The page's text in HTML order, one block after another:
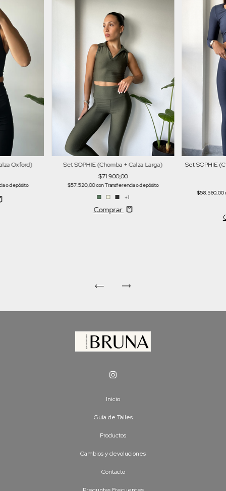
Oxford)
o depósito
Set SOPHIE (Chomba + Calza Larga)
$71.900,00
$57.520,00conTransferencia o depósito
+1
Comprar
Set SOPHIE
$58.560,00
Inicio
Guía de Talles
Productos
Cambios y devoluciones
Contacto